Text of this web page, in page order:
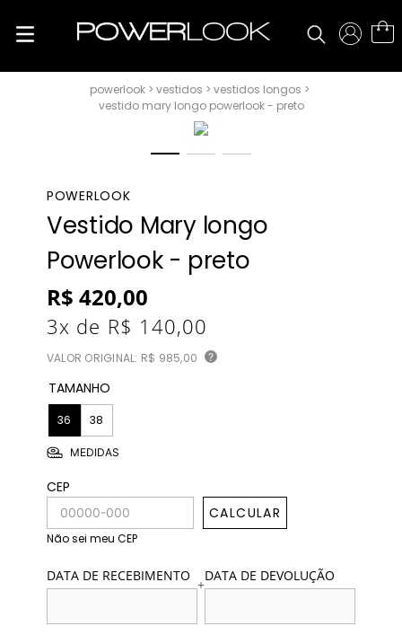
vestidos
vestidos longos
vestido mary longo powerlook - preto
POWERLOOK
Vestido Mary longo
Powerlook - preto
R$ 420,00
3x de R$ 140,00
VALOR ORIGINAL: R$ 985,00 ?
TAMANHO
36 38
MEDIDAS
CEP
CALCULAR
Não sei meu CEP
DATA DE RECEBIMENTO +DATA DE DEVOLUÇÃO